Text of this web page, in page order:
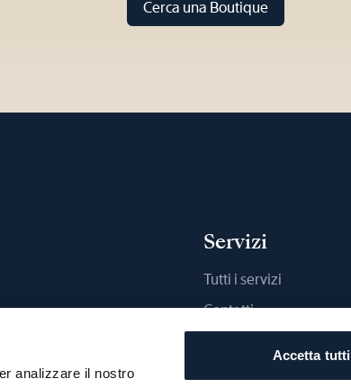
analizzare il nostro
Accetta tutti
Cerca una Boutique
Servizi
Tutti i servizi
Contatti